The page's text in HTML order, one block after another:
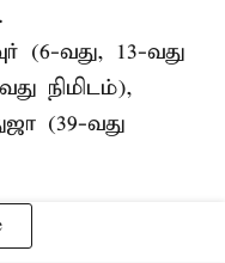
(6-வது, 13-வது
நிமிடம்),
(39-வது